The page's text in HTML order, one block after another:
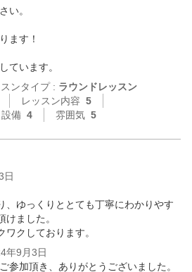
い。
ます！
ています。
ンタイプ : ラウンドレッスン
レッスン内容 5
設備 4 雰囲気 5
日
、ゆっくりととても丁寧にわかりやす
けました。
クしております。
年9月3日
参加頂き、ありがとうございました。